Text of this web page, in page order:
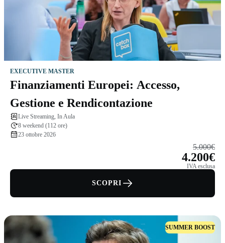
EXECUTIVE MASTER
Finanziamenti Europei: Accesso,
Gestione e Rendicontazione
Live Streaming, In Aula
8 weekend (112 ore)
23 ottobre 2026
5.000€
4.200€
IVA esclusa
SCOPRI
SUMMER BOOST